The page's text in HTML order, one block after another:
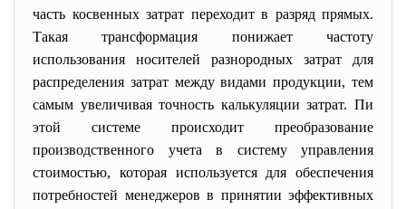
часть косвенных затрат переходит в разряд прямых.
Такая трансформация понижает частоту
использования носителей разнородных затрат для
распределения затрат между видами продукции, тем
самым увеличивая точность калькуляции затрат. Пи
этой системе происходит преобразование
производственного учета в систему управления
стоимостью, которая используется для обеспечения
потребностей менеджеров в принятии эффективных